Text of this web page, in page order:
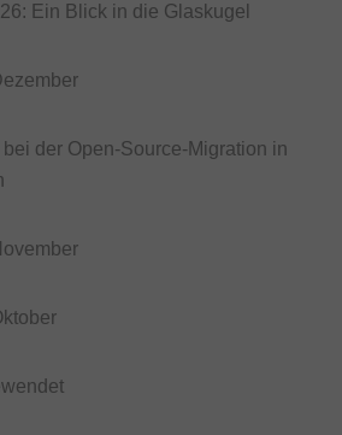
Ein Blick in die Glaskugel
der Open-Source-Migration in